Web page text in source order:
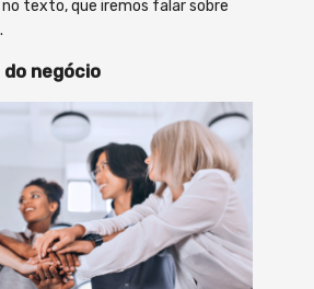
texto, que iremos falar sobre
do negócio